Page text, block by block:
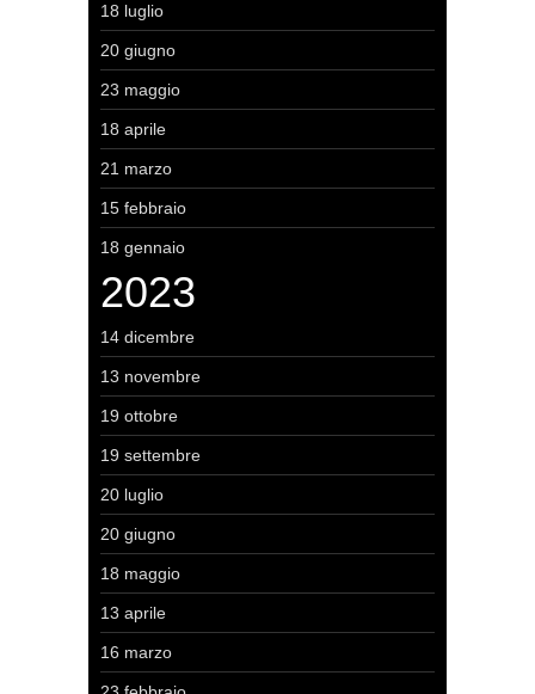
18 luglio
20 giugno
23 maggio
18 aprile
21 marzo
15 febbraio
18 gennaio
2023
14 dicembre
13 novembre
19 ottobre
19 settembre
20 luglio
20 giugno
18 maggio
13 aprile
16 marzo